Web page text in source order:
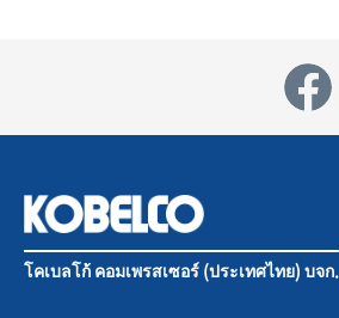
โคเบลโก้ คอมเพรสเซอร์ (ประเทศไทย) บจก.